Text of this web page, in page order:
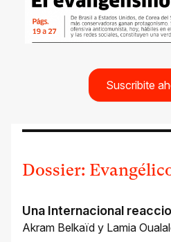
Suscribite
Dossier:
Una Internacional
Akram Belkaïd y Lamia